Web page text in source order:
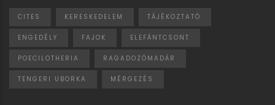
CITES KERESKEDELEM TÁJÉKOZTATÓ
ENGEDÉLY FAJOK ELEFÁNTCSONT
POECILOTHERIA RAGADOZÓMADÁR
TENGERI UBORKA MÉRGEZÉS